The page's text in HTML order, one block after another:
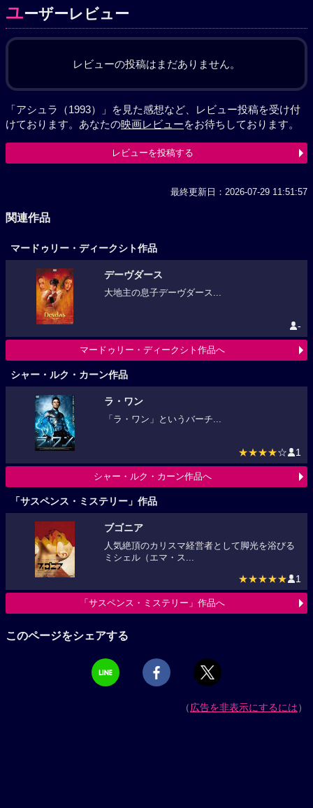
ユーザーレビュー
レビューの投稿はまだありません。
「アシュラ（1993）」を見た感想など、レビュー投稿を受け付
けております。あなたの映画レビューをお待ちしております。
レビューを投稿する
最終更新日：2026-07-29 11:51:57
関連作品
マードゥリー・ディークシト作品
デーヴダース
大地主の息子デーヴダース...
-
マードゥリー・ディークシト作品へ
シャー・ルク・カーン作品
ラ・ワン
「ラ・ワン」というバーチ...
★★★★☆ 1
シャー・ルク・カーン作品へ
「サスペンス・ミステリー」作品
ブゴニア
人気絶頂のカリスマ経営者として脚光を浴びる
ミシェル（エマ・ス...
★★★★★ 1
「サスペンス・ミステリー」作品へ
このページをシェアする
（広告を非表示にするには）